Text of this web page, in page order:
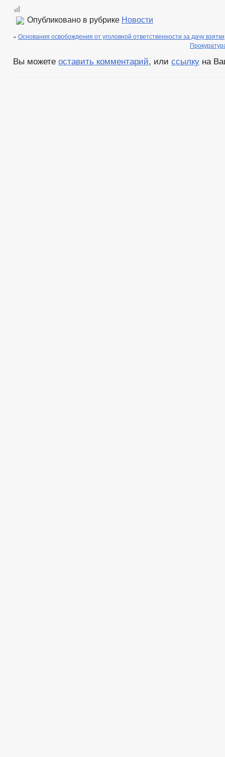
Опубликовано в рубрике Новости
« Основания освобождения от уголовной ответственности за дачу взятки
Вы можете оставить комментарий, или ссылку на